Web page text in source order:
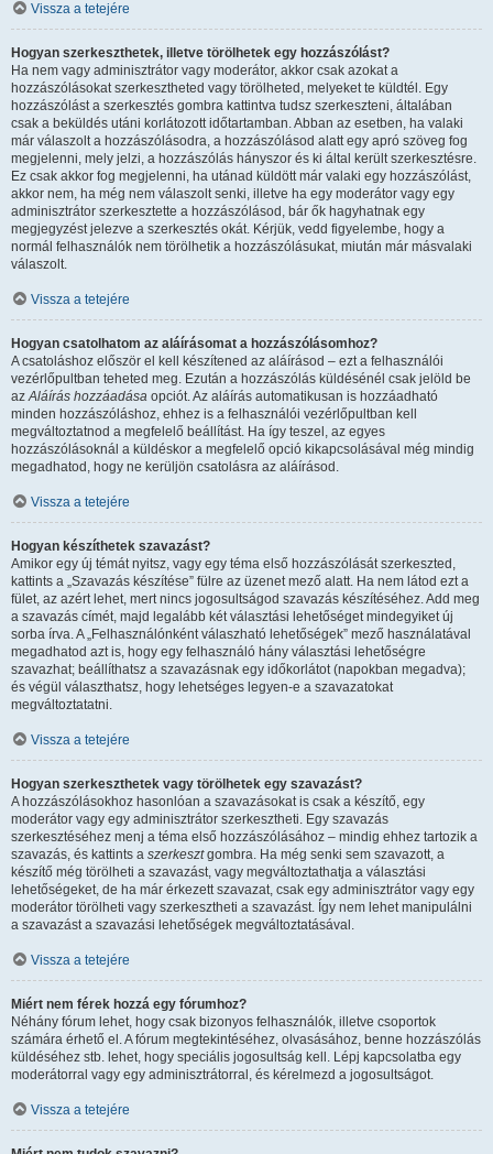
Vissza a tetejére
Hogyan szerkeszthetek, illetve törölhetek egy hozzászólást?
Ha nem vagy adminisztrátor vagy moderátor, akkor csak azokat a
hozzászólásokat szerkesztheted vagy törölheted, melyeket te küldtél. Egy
hozzászólást a szerkesztés gombra kattintva tudsz szerkeszteni, általában
csak a beküldés utáni korlátozott időtartamban. Abban az esetben, ha valaki
már válaszolt a hozzászólásodra, a hozzászólásod alatt egy apró szöveg fog
megjelenni, mely jelzi, a hozzászólás hányszor és ki által került szerkesztésre.
Ez csak akkor fog megjelenni, ha utánad küldött már valaki egy hozzászólást,
akkor nem, ha még nem válaszolt senki, illetve ha egy moderátor vagy egy
adminisztrátor szerkesztette a hozzászólásod, bár ők hagyhatnak egy
megjegyzést jelezve a szerkesztés okát. Kérjük, vedd figyelembe, hogy a
normál felhasználók nem törölhetik a hozzászólásukat, miután már másvalaki
válaszolt.
Vissza a tetejére
Hogyan csatolhatom az aláírásomat a hozzászólásomhoz?
A csatoláshoz először el kell készítened az aláírásod – ezt a felhasználói
vezérlőpultban teheted meg. Ezután a hozzászólás küldésénél csak jelöld be
azAláírás hozzáadása opciót. Az aláírás automatikusan is hozzáadható
minden hozzászóláshoz, ehhez is a felhasználói vezérlőpultban kell
megváltoztatnod a megfelelő beállítást. Ha így teszel, az egyes
hozzászólásoknál a küldéskor a megfelelő opció kikapcsolásával még mindig
megadhatod, hogy ne kerüljön csatolásra az aláírásod.
Vissza a tetejére
Hogyan készíthetek szavazást?
Amikor egy új témát nyitsz, vagy egy téma első hozzászólását szerkeszted,
kattints a „Szavazás készítése” fülre az üzenet mező alatt. Ha nem látod ezt a
fület, az azért lehet, mert nincs jogosultságod szavazás készítéséhez. Add meg
a szavazás címét, majd legalább két választási lehetőséget mindegyiket új
sorba írva. A „Felhasználónként válaszható lehetőségek” mező használatával
megadhatod azt is, hogy egy felhasználó hány választási lehetőségre
szavazhat; beállíthatsz a szavazásnak egy időkorlátot (napokban megadva);
és végül választhatsz, hogy lehetséges legyen-e a szavazatokat
megváltoztatatni.
Vissza a tetejére
Hogyan szerkeszthetek vagy törölhetek egy szavazást?
A hozzászólásokhoz hasonlóan a szavazásokat is csak a készítő, egy
moderátor vagy egy adminisztrátor szerkesztheti. Egy szavazás
szerkesztéséhez menj a téma első hozzászólásához – mindig ehhez tartozik a
szavazás, és kattints a szerkesztgombra. Ha még senki sem szavazott, a
készítő még törölheti a szavazást, vagy megváltoztathatja a választási
lehetőségeket, de ha már érkezett szavazat, csak egy adminisztrátor vagy egy
moderátor törölheti vagy szerkesztheti a szavazást. Így nem lehet manipulálni
a szavazást a szavazási lehetőségek megváltoztatásával.
Vissza a tetejére
Miért nem férek hozzá egy fórumhoz?
Néhány fórum lehet, hogy csak bizonyos felhasználók, illetve csoportok
számára érhető el. A fórum megtekintéséhez, olvasásához, benne hozzászólás
küldéséhez stb. lehet, hogy speciális jogosultság kell. Lépj kapcsolatba egy
moderátorral vagy egy adminisztrátorral, és kérelmezd a jogosultságot.
Vissza a tetejére